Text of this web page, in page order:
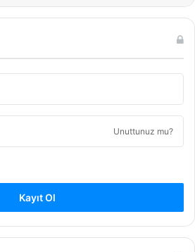
Unuttunuz mu?
Kayıt Ol